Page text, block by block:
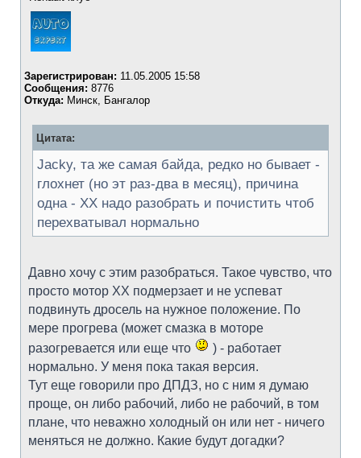
Зарегистрирован: 11.05.2005 15:58
Сообщения: 8776
Откуда: Минск, Бангалор
Цитата:
Jacky, та же самая байда, редко но бывает -
глохнет (но эт раз-два в месяц), причина
одна - ХХ надо разобрать и почистить чтоб
перехватывал нормально
Давно хочу с этим разобраться. Такое чувство, что
просто мотор ХХ подмерзает и не успеват
подвинуть дросель на нужное положение. По
мере прогрева (может смазка в моторе
разогревается или еще что
) - работает
нормально. У меня пока такая версия.
Тут еще говорили про ДПДЗ, но с ним я думаю
проще, он либо рабочий, либо не рабочий, в том
плане, что неважно холодный он или нет - ничего
меняться не должно. Какие будут догадки?